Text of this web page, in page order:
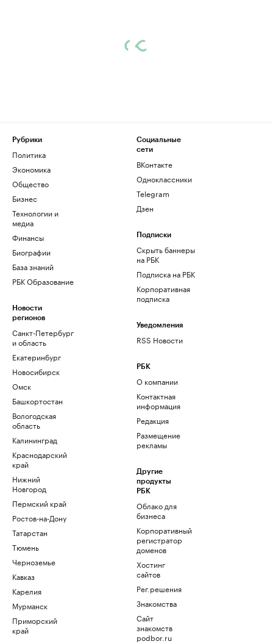
Рубрики
Политика
Экономика
Общество
Бизнес
Технологии и
медиа
Финансы
Биографии
База знаний
РБК Образование
Новости
регионов
Санкт-Петербург
и область
Екатеринбург
Новосибирск
Омск
Башкортостан
Вологодская
область
Калининград
Краснодарский
край
Нижний
Новгород
Пермский край
Ростов-на-Дону
Татарстан
Тюмень
Черноземье
Кавказ
Карелия
Мурманск
Приморский
край
Социальные
сети
ВКонтакте
Одноклассники
Telegram
Дзен
Подписки
Скрыть баннеры
на РБК
Подписка на РБК
Корпоративная
подписка
Уведомления
RSS Новости
РБК
О компании
Контактная
информация
Редакция
Размещение
рекламы
Другие
продукты
РБК
Облако для
бизнеса
Корпоративный
регистратор
доменов
Хостинг
сайтов
Рег.решения
Знакомства
Сайт
знакомств
podbor.ru